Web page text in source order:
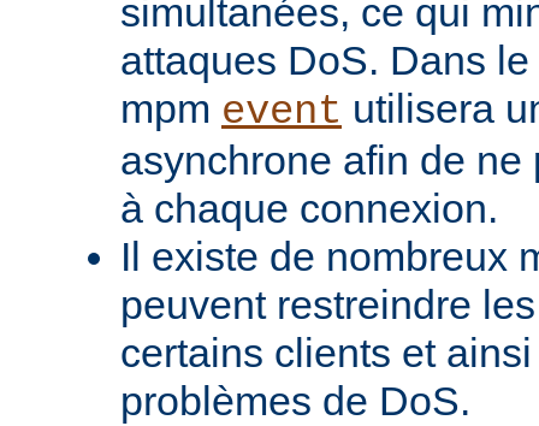
simultanées, ce qui
attaques DoS. Dans
mpm event utilisera
asynchrone afin de
à chaque connexion.
Il existe de nombreux
peuvent restreindre
certains clients et
problèmes de DoS.